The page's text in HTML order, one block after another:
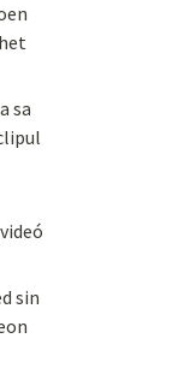
sa
sin